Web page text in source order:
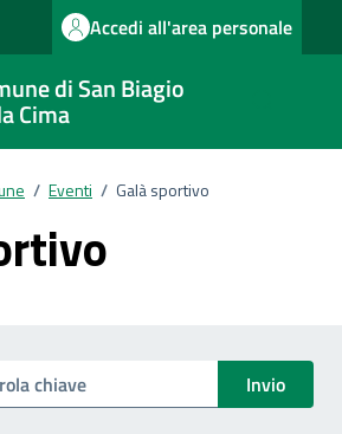
Accedi all'area personale
di San Biagio
Cima
/ Eventi / Galà sportivo
i documenti
Invio